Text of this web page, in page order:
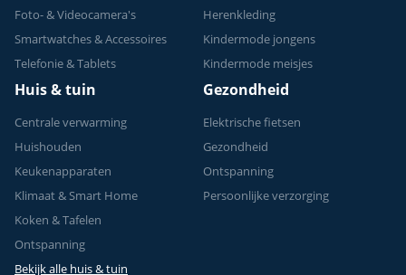
Foto- & Videocamera's
Smartwatches & Accessoires
Telefonie & Tablets
Herenkleding
Kindermode jongens
Kindermode meisjes
Huis & tuin
Centrale verwarming
Huishouden
Keukenapparaten
Klimaat & Smart Home
Koken & Tafelen
Ontspanning
Bekijk alle huis & tuin
Gezondheid
Elektrische fietsen
Gezondheid
Ontspanning
Persoonlijke verzorging